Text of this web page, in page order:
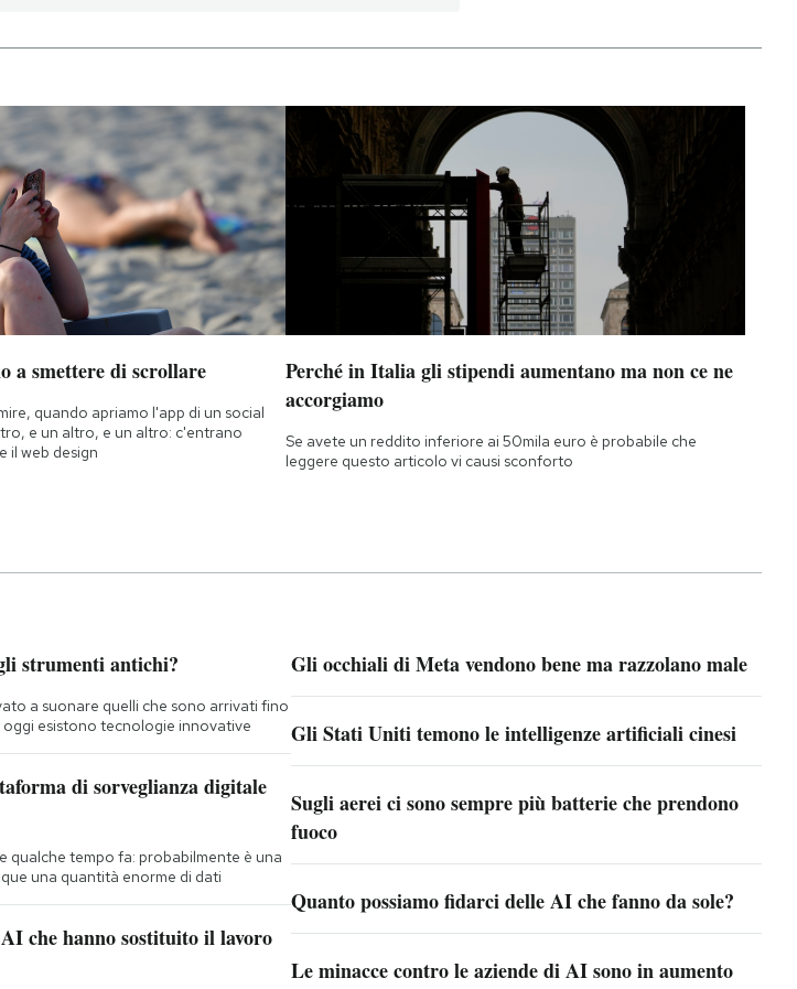
a smettere di scrollare
quando apriamo l'app di un social
e un altro, e un altro: c'entrano
il web design
Perché in Italia gli stipendi aumentano ma non ce ne
accorgiamo
Se avete un reddito inferiore ai 50mila euro è probabile che
leggere questo articolo vi causi sconforto
strumenti antichi?
a suonare quelli che sono arrivati fino
oggi esistono tecnologie innovative
di sorveglianza digitale
qualche tempo fa: probabilmente è una
una quantità enorme di dati
che hanno sostituito il lavoro
Gli occhiali di Meta vendono bene ma razzolano male
Gli Stati Uniti temono le intelligenze artificiali cinesi
Sugli aerei ci sono sempre più batterie che prendono
fuoco
Quanto possiamo fidarci delle AI che fanno da sole?
Le minacce contro le aziende di AI sono in aumento